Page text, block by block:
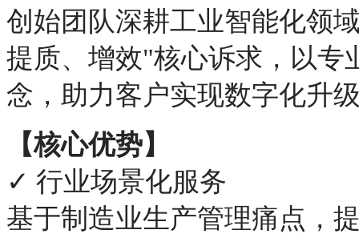
创始团队深耕工业智能化领
提质、增效"核心诉求，以专
念，助力客户实现数字化升
【核心优势】
✓ 行业场景化服务
基于制造业生产管理痛点，